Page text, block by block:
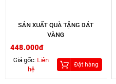
SẢN XUẤT QUÀ TẶNG DÁT
VÀNG
448.000đ
Giá gốc: Liên
hệ
Đặt hàng